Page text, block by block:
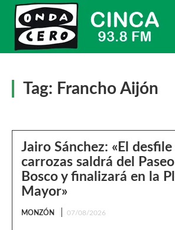
Tag: Francho Aijón
Jairo Sánchez: «El desfile
carrozas saldrá del
Bosco y finalizará en la
Mayor»
MONZÓN 07/08/2026